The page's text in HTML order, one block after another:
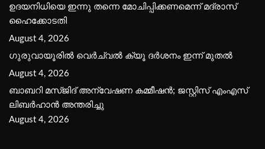
ഉദയനിധിയെ ഇന്നു തന്നെ മോചിപ്പിക്കണമെന്ന് മദ്രാസ്
ഹൈക്കോടതി
August 4, 2026
ഗുരുവായൂരില്‍ വെര്‍ച്വല്‍ ക്യൂ ദര്‍ശനം ഇന്ന് മുതല്‍
August 4, 2026
ബാബറി മസ്ജിദ് അന്വേഷണ കമ്മീഷന്‍; ജസ്റ്റിസ് എംഎസ്
ലിബര്‍ഹാന്‍ അന്തരിച്ചു
August 4, 2026